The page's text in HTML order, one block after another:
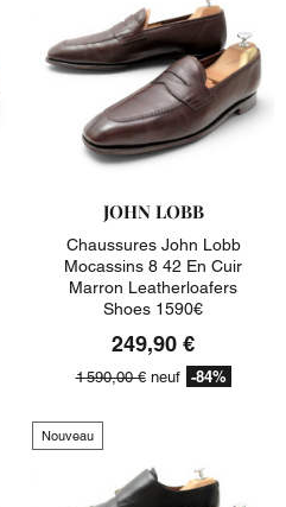
JOHN LOBB
Chaussures John Lobb
Mocassins 8 42 En Cuir
Marron Leatherloafers
Shoes 1590€
249,90 €
1 590,00 €neuf -84%
Nouveau